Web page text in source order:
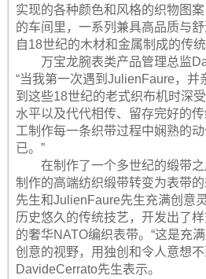
实现的各种颜色和风格的织物图
的车间里，一系列兼具高品质与
自18世纪的木材和金属制成的传
万宝龙腕表类产品管理总监
“当我第一次遇到JulienFaure，并
到这些18世纪的老式织布机时深
水平以及代代相传、留存完好的
工制作每一条织带过程中娴熟的
已。”
在制作了一个多世纪的缎带
制作的高端纺织缎带转变为表带
先生和JulienFaure先生充满创意
历史悠久的传统技艺，开发出了
的奢华NATO编织表带。“这是充
创意的视野，用独创和令人意想
DavideCerrato先生表示。